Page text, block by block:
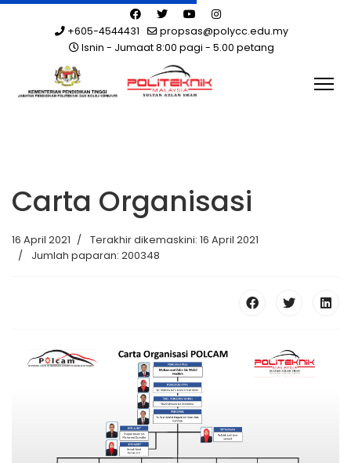
+605-4544431
propsas@polycc.edu.my
Isnin - Jumaat 8:00 pagi - 5.00 petang
Carta Organisasi
16 April 2021
Terakhir dikemaskini: 16 April 2021
Jumlah paparan: 200348